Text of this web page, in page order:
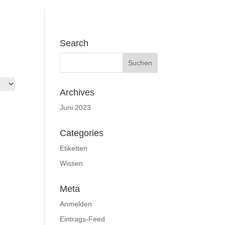
Search
Archives
Juni 2023
Categories
Etiketten
Wissen
Meta
Anmelden
Eintrags-Feed